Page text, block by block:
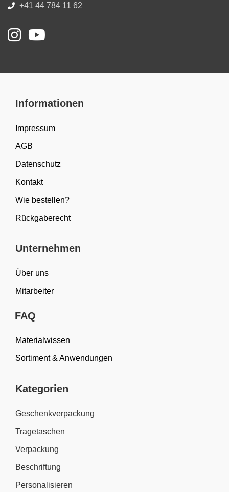
+41 44 784 11 62
Informationen
Impressum
AGB
Datenschutz
Kontakt
Wie bestellen?
Rückgaberecht
Unternehmen
Über uns
Mitarbeiter
FAQ
Materialwissen
Sortiment & Anwendungen
Kategorien
Geschenkverpackung
Tragetaschen
Verpackung
Beschriftung
Personalisieren